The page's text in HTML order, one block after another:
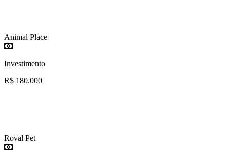
Animal Place
Investimento
R$ 180.000
Roval Pet